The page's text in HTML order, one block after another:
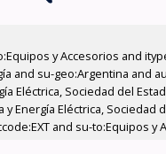
y Accesorios and
su-geo:Argentina and
Eléctrica, Sociedad del
Eléctrica,
and su-to:Equipos y